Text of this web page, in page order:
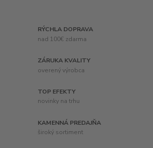
RÝCHLA DOPRAVA
nad 100€ zdarma
ZÁRUKA KVALITY
overený výrobca
TOP EFEKTY
novinky na trhu
KAMENNÁ PREDAJŇA
široký sortiment